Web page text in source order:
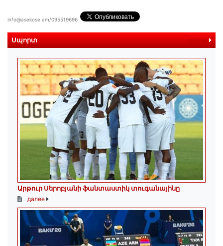
info@asekose.am/095519696
Սպորտ далее
Արթուր Սերոբյանի ֆանտաստիկ տուգանայինը
далее